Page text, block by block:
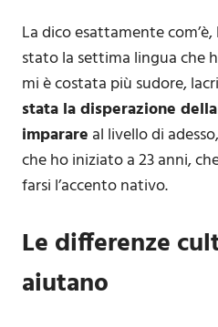
La dico esattamente com’è,
stato la settima lingua che
mi è costata più sudore,
stata la disperazione
imparare al livello di
che ho iniziato a 23 anni,
farsi l’accento nativo.
Le differenze
aiutano